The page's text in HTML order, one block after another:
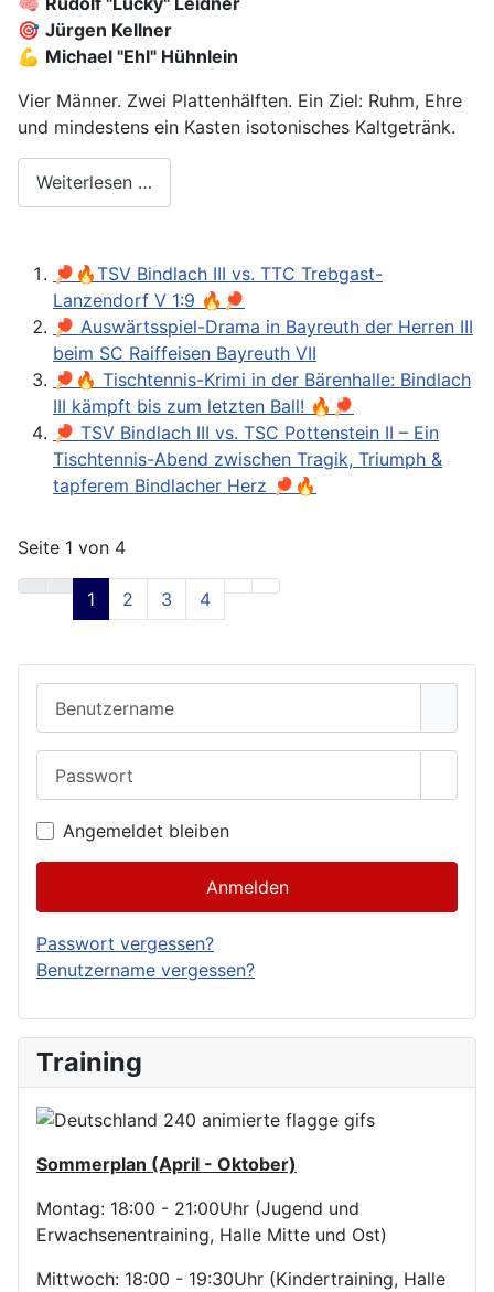
🎯 Jürgen Kellner
💪 Michael "Ehl" Hühnlein
Vier Männer. Zwei Plattenhälften. Ein Ziel: Ruhm, Ehre
und mindestens ein Kasten isotonisches Kaltgetränk.
Weiterlesen …
🏓🔥TSV Bindlach III vs. TTC Trebgast-
Lanzendorf V 1:9 🔥🏓
🏓 Auswärtsspiel-Drama in Bayreuth der Herren III
beim SC Raiffeisen Bayreuth VII
🏓🔥 Tischtennis-Krimi in der Bärenhalle: Bindlach
III kämpft bis zum letzten Ball! 🔥🏓
🏓 TSV Bindlach III vs. TSC Pottenstein II – Ein
Tischtennis-Abend zwischen Tragik, Triumph &
tapferem Bindlacher Herz 🏓🔥
Seite 1 von 4
1 2 3 4
Angemeldet bleiben
Anmelden
Passwort vergessen?
Benutzername vergessen?
Training
Sommerplan (April - Oktober)
Montag: 18:00 - 21:00Uhr (Jugend und
Erwachsenentraining, Halle Mitte und Ost)
Mittwoch: 18:00 - 19:30Uhr (Kindertraining, Halle